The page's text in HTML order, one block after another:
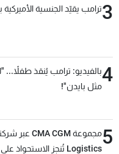
3ترامب يقيّد الجنسية الأميركية
4بالفيديو: ترامب يُنقذ طفلاً...
مثل بايدن"!
5Logistics تُنجز الاستحواذ على مجموعة فتّال